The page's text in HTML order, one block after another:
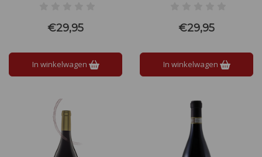
verse kruiden en wilde bessen.
Wat een topper..!
€29,95
In winkelwagen
elegant met super zachte
tannines.
€29,95
In winkelwagen